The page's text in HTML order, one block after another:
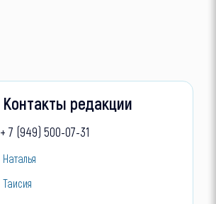
Контакты редакции
+ 7 (949) 500-07-31
Наталья
Таисия